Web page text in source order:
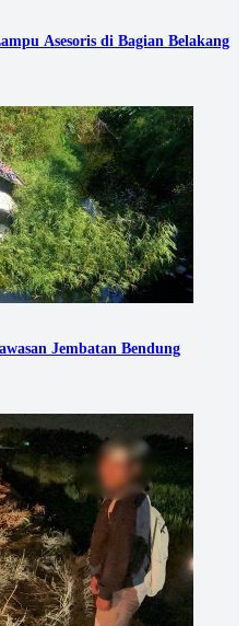
Asesoris di Bagian Belakang
Jembatan Bendung